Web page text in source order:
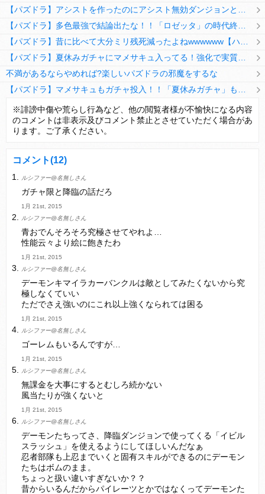
不満があるならやめれば?楽しいパズドラの邪魔をするな
【パズドラ】TB・HEARTSの6人は全員分岐進化とアシスト2種あり！HEARTSエンジェルの進化いいな
変な所でセーブして詰んだゲーム、貴方にはありますか？
Powered by livedoor 相互RSS
※誹謗中傷や荒らし行為など、他の閲覧者様が不愉快になる内容
のコメントは非表示及びコメント禁止とさせていただく場合があ
ります。ご了承ください。
コメント(12)
ルシファー@名無しさん
ガチャ限と降臨の話だろ
1月 21st, 2015
ルシファー@名無しさん
青おでんそろそろ究極させてやれよ…
性能云々より絵に飽きたわ
1月 21st, 2015
ルシファー@名無しさん
デーモンキマイラカーバンクルは敵としてみたくないから究
極しなくていい
ただでさえ強いのにこれ以上強くなられては困る
1月 21st, 2015
ルシファー@名無しさん
ゴーレムもいるんですが…
1月 21st, 2015
ルシファー@名無しさん
無課金を大事にするとむしろ続かない
風当たりが強くないと
1月 21st, 2015
ルシファー@名無しさん
デーモンたちってさ、降臨ダンジョンで使ってくる「イビル
スラッシュ」を使えるようにしてほしいんだなぁ
忍者部隊も上忍までいくと固有スキルができるのにデーモン
たちはボムのまま。
ちょっと扱い違いすぎないか？？
昔からいるんだからパイレーツとかではなくってデーモンた